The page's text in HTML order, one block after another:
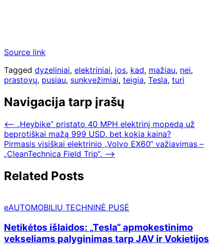
Source link
Tagged dyzeliniai, elektriniai, jos, kad, mažiau, nei,
prastovų, pusiau, sunkvežimiai, teigia, Tesla, turi
Navigacija tarp įrašų
⟵ „Heybike“ pristato 40 MPH elektrinį mopedą už
beprotiškai mažą 999 USD, bet kokia kaina?
Pirmasis visiškai elektrinio „Volvo EX60“ važiavimas –
„CleanTechnica Field Trip“. ⟶
Related Posts
eAUTOMOBILIŲ TECHNINĖ PUSĖ
Netikėtos išlaidos: „Tesla“ apmokestinimo
vekseliams palyginimas tarp JAV ir Vokietijos